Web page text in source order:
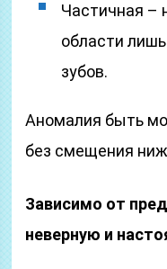
Частичная –
области
зубов.
Аномалия быть
без смещения
Зависимо от
неверную и